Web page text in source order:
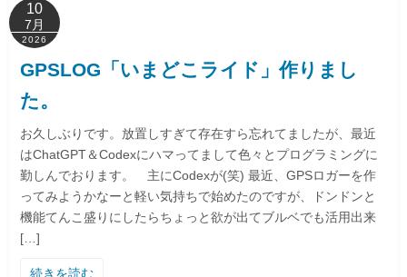
10
7月
2026
GPSLOG「いまどこライド」作りまし
た。
お久しぶりです。放置しすぎて存在すら忘れてましたが、最近
はChatGPT＆Codexにハマってまして色々とプログラミングに
勤しんでおります。 主にCodexが(笑) 最近、GPSロガーを作
ってみようかなーと軽い気持ちで始めたのですが、ドンドンと
機能てんこ盛りにしたらちょっと欲が出てブルベでも活用出来
[…]
続きを読む